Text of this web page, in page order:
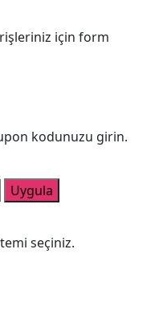
için form
kodunuzu girin.
Uygula
seçiniz.